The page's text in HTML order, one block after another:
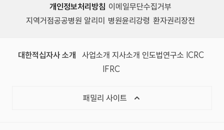
개인정보처리방침 이메일무단수집거부
지역거점공공병원 알리미
병원윤리강령 환자권리장전
대한적십자사 소개 사업소개 지사소개 인도법연구소 ICRC
IFRC
패밀리 사이트